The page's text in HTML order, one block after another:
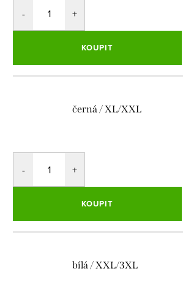
KOUPIT
černá / XL/XXL
KOUPIT
bílá / XXL/3XL